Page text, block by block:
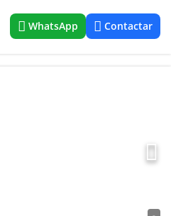
WhatsApp Contactar